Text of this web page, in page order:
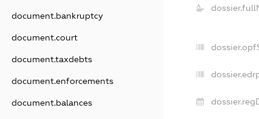
document.bankruptcy
document.court
document.taxdebts
document.enforcements
document.balances